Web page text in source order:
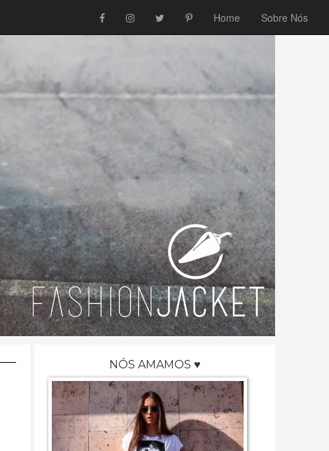
Home Sobre Nós
NÓS AMAMOS ♥